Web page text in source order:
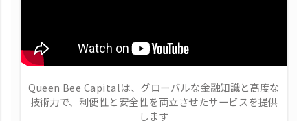
Queen Bee Capitalは、グローバルな金融知識と高度な
技術力で、​利便性と安全性を両立させたサービスを提供
します